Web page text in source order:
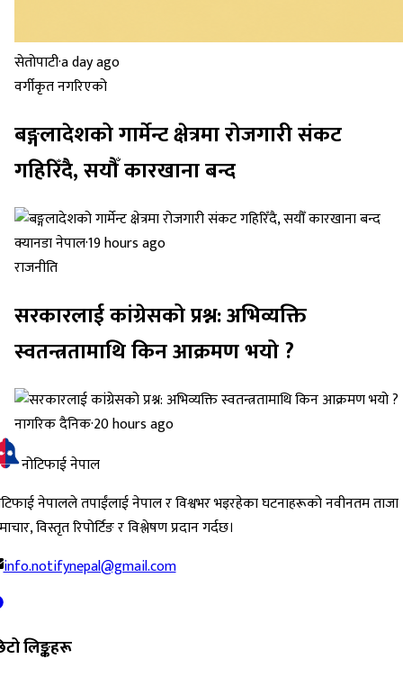
सेतोपाटी·a day ago
वर्गीकृत नगरिएको
बङ्गलादेशको गार्मेन्ट क्षेत्रमा रोजगारी संकट
गहिरिँदै, सयौँ कारखाना बन्द
क्यानडा नेपाल·19 hours ago
राजनीति
सरकारलाई कांग्रेसको प्रश्न: अभिव्यक्ति
स्वतन्त्रतामाथि किन आक्रमण भयो ?
नागरिक दैनिक·20 hours ago
नोटिफाई नेपाल
नेपालले तपाईंलाई नेपाल र विश्वभर भइरहेका घटनाहरूको नवीनतम ताजा
विस्तृत रिपोर्टिङ र विश्लेषण प्रदान गर्दछ।
info.notifynepal@gmail.com
लिङ्कहरू